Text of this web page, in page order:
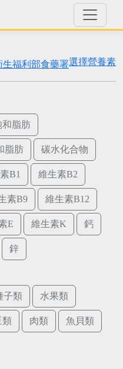
選擇營養素
生福利部食藥署
和脂肪
脂肪 碳水化合物
B1 維生素B2
素B9 維生素B12
E 維生素K 鈣
鋅
子類 水果類
類 肉類 魚貝類